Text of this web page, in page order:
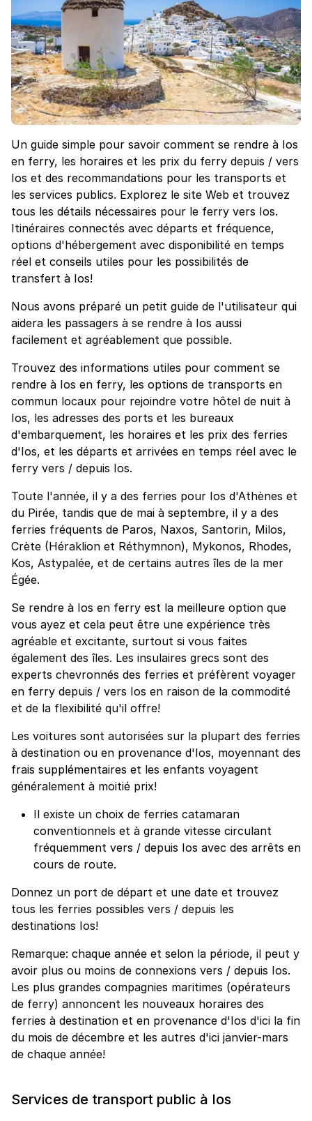
Un guide simple pour savoir comment se rendre à Ios
en ferry, les horaires et les prix du ferry depuis / vers
Ios et des recommandations pour les transports et
les services publics. Explorez le site Web et trouvez
tous les détails nécessaires pour le ferry vers Ios.
Itinéraires connectés avec départs et fréquence,
options d'hébergement avec disponibilité en temps
réel et conseils utiles pour les possibilités de
transfert à Ios!
Nous avons préparé un petit guide de l'utilisateur qui
aidera les passagers à se rendre à Ios aussi
facilement et agréablement que possible.
Trouvez des informations utiles pour comment se
rendre à Ios en ferry, les options de transports en
commun locaux pour rejoindre votre hôtel de nuit à
Ios, les adresses des ports et les bureaux
d'embarquement, les horaires et les prix des ferries
d'Ios, et les départs et arrivées en temps réel avec le
ferry vers / depuis Ios.
Toute l'année, il y a des ferries pour Ios d'Athènes et
du Pirée, tandis que de mai à septembre, il y a des
ferries fréquents de Paros, Naxos, Santorin, Milos,
Crète (Héraklion et Réthymnon), Mykonos, Rhodes,
Kos, Astypalée, et de certains autres îles de la mer
Égée.
Se rendre à Ios en ferry est la meilleure option que
vous ayez et cela peut être une expérience très
agréable et excitante, surtout si vous faites
également des îles. Les insulaires grecs sont des
experts chevronnés des ferries et préfèrent voyager
en ferry depuis / vers Ios en raison de la commodité
et de la flexibilité qu'il offre!
Les voitures sont autorisées sur la plupart des ferries
à destination ou en provenance d'Ios, moyennant des
frais supplémentaires et les enfants voyagent
généralement à moitié prix!
Il existe un choix de ferries catamaran
conventionnels et à grande vitesse circulant
fréquemment vers / depuis Ios avec des arrêts en
cours de route.
Donnez un port de départ et une date et trouvez
tous les ferries possibles vers / depuis les
destinations Ios!
Remarque: chaque année et selon la période, il peut y
avoir plus ou moins de connexions vers / depuis Ios.
Les plus grandes compagnies maritimes (opérateurs
de ferry) annoncent les nouveaux horaires des
ferries à destination et en provenance d'Ios d'ici la fin
du mois de décembre et les autres d'ici janvier-mars
de chaque année!
Services de transport public à Ios